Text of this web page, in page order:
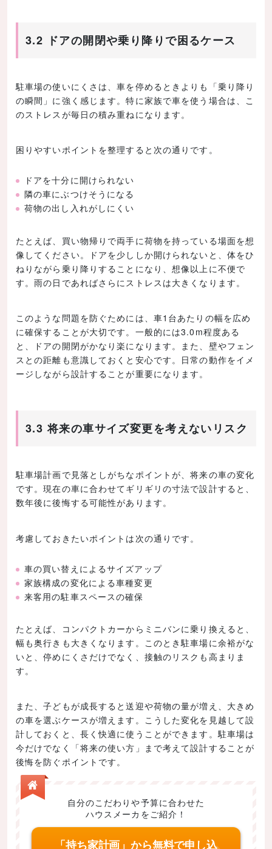
3.2 ドアの開閉や乗り降りで困るケース
駐車場の使いにくさは、車を停めるときよりも「乗り降り
の瞬間」に強く感じます。特に家族で車を使う場合は、こ
のストレスが毎日の積み重ねになります。
困りやすいポイントを整理すると次の通りです。
ドアを十分に開けられない
隣の車にぶつけそうになる
荷物の出し入れがしにくい
たとえば、買い物帰りで両手に荷物を持っている場面を想
像してください。ドアを少ししか開けられないと、体をひ
ねりながら乗り降りすることになり、想像以上に不便で
す。雨の日であればさらにストレスは大きくなります。
このような問題を防ぐためには、車1台あたりの幅を広め
に確保することが大切です。一般的には3.0m程度ある
と、ドアの開閉がかなり楽になります。また、壁やフェン
スとの距離も意識しておくと安心です。日常の動作をイメ
ージしながら設計することが重要になります。
3.3 将来の車サイズ変更を考えないリスク
駐車場計画で見落としがちなポイントが、将来の車の変化
です。現在の車に合わせてギリギリの寸法で設計すると、
数年後に後悔する可能性があります。
考慮しておきたいポイントは次の通りです。
車の買い替えによるサイズアップ
家族構成の変化による車種変更
来客用の駐車スペースの確保
たとえば、コンパクトカーからミニバンに乗り換えると、
幅も奥行きも大きくなります。このとき駐車場に余裕がな
いと、停めにくさだけでなく、接触のリスクも高まりま
す。
また、子どもが成長すると送迎や荷物の量が増え、大きめ
の車を選ぶケースが増えます。こうした変化を見越して設
計しておくと、長く快適に使うことができます。駐車場は
今だけでなく「将来の使い方」まで考えて設計することが
後悔を防ぐポイントです。
自分のこだわりや予算に合わせた
ハウスメーカをご紹介！